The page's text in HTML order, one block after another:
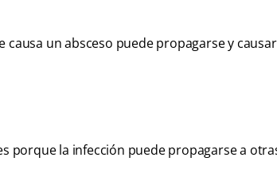
causa un absceso puede propagarse y
porque la infección puede propagarse a